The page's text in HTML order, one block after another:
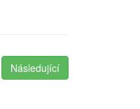
Následující